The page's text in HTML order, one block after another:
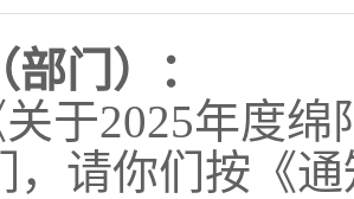
门）：
于2025年度
，请你们按《